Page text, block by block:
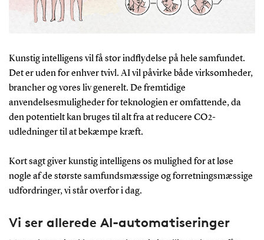
Kunstig intelligens vil få stor indflydelse på hele samfundet.
Det er uden for enhver tvivl. AI vil påvirke både virksomheder,
brancher og vores liv generelt. De fremtidige
anvendelsesmuligheder for teknologien er omfattende, da
den potentielt kan bruges til alt fra at reducere CO2-
udledninger til at bekæmpe kræft.
Kort sagt giver kunstig intelligens os mulighed for at løse
nogle af de største samfundsmæssige og forretningsmæssige
udfordringer, vi står overfor i dag.
Vi ser allerede AI-automatiseringer